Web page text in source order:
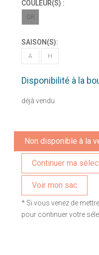
COULEUR(S) :
GR
SAISON(S):
A H
Disponibilité à la
déjà vendu
Non disponible à la
Voir mon sac
* Si vous venez de
pour continuer votre